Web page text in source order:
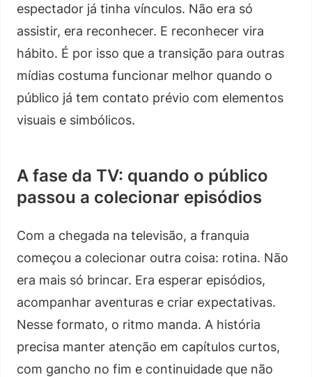
espectador já tinha vínculos. Não era só
assistir, era reconhecer. E reconhecer vira
hábito. É por isso que a transição para outras
mídias costuma funcionar melhor quando o
público já tem contato prévio com elementos
visuais e simbólicos.
A fase da TV: quando o público
passou a colecionar episódios
Com a chegada na televisão, a franquia
começou a colecionar outra coisa: rotina. Não
era mais só brincar. Era esperar episódios,
acompanhar aventuras e criar expectativas.
Nesse formato, o ritmo manda. A história
precisa manter atenção em capítulos curtos,
com gancho no fim e continuidade que não